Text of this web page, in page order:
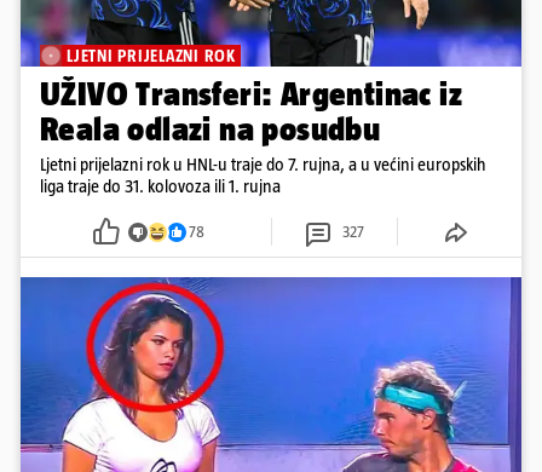
LJETNI PRIJELAZNI ROK
UŽIVO Transferi: Argentinac iz
Reala odlazi na posudbu
Ljetni prijelazni rok u HNL-u traje do 7. rujna, a u većini europskih
liga traje do 31. kolovoza ili 1. rujna
78 327